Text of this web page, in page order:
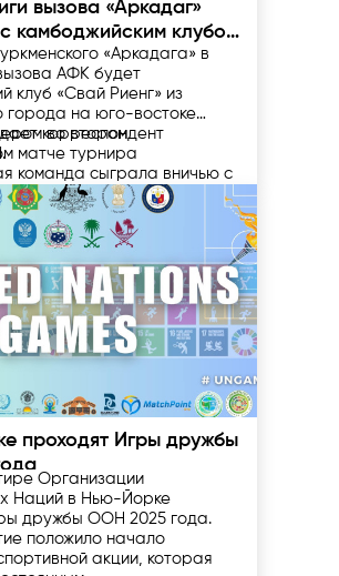
вызова «Аркадаг»
с камбоджийским клубом
«Аркадага» в
АФК будет
клуб «Свай Риенг» из
города на юго-востоке
корреспондент
во втором
матче турнира
команда сыграла вничью с
«Мадура Юнайтед» (3:3), но
благодаря домашней
3:0.
в среду разгромил в
1/2 финала Лиги вызова на
«Аль-Араби» – 3:0.
пройдет 10 мая на стадионе
начнется в 17:00 по
времени.
проходят Игры дружбы
Организации
Наций в Нью-Йорке
дружбы ООН 2025 года.
положило начало
акции, которая